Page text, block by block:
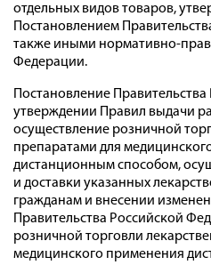
отдельных видов товаров,
Постановлением
также иными нормативно-
Федерации.
Постановление
утверждении Правил выдачи
осуществление розничной
препаратами для
дистанционным способом,
и доставки указанных
гражданам и внесении
Правительства Российской
розничной торговли
медицинского применения